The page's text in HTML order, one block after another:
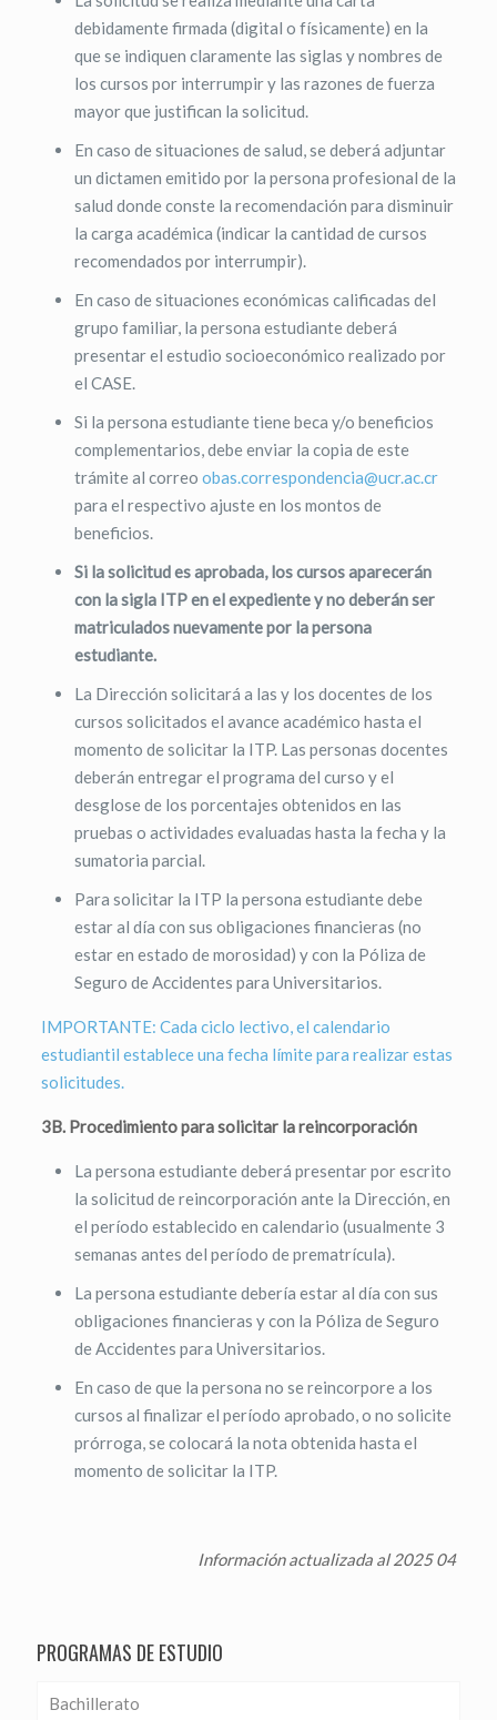
debidamente firmada (digital o físicamente) en la
que se indiquen claramente las siglas y nombres de
los cursos por interrumpir y las razones de fuerza
mayor que justifican la solicitud.
En caso de situaciones de salud, se deberá adjuntar
un dictamen emitido por la persona profesional de la
salud donde conste la recomendación para disminuir
la carga académica (indicar la cantidad de cursos
recomendados por interrumpir).
En caso de situaciones económicas calificadas del
grupo familiar, la persona estudiante deberá
presentar el estudio socioeconómico realizado por
el CASE.
Si la persona estudiante tiene beca y/o beneficios
complementarios, debe enviar la copia de este
trámite al correo obas.correspondencia@ucr.ac.cr
para el respectivo ajuste en los montos de
beneficios.
Si la solicitud es aprobada, los cursos aparecerán
con la sigla ITP en el expediente y no deberán ser
matriculados nuevamente por la persona
estudiante.
La Dirección solicitará a las y los docentes de los
cursos solicitados el avance académico hasta el
momento de solicitar la ITP. Las personas docentes
deberán entregar el programa del curso y el
desglose de los porcentajes obtenidos en las
pruebas o actividades evaluadas hasta la fecha y la
sumatoria parcial.
Para solicitar la ITP la persona estudiante debe
estar al día con sus obligaciones financieras (no
estar en estado de morosidad) y con la Póliza de
Seguro de Accidentes para Universitarios.
IMPORTANTE: Cada ciclo lectivo, el calendario
estudiantil establece una fecha límite para realizar estas
solicitudes.
3B. Procedimiento para solicitar la reincorporación
La persona estudiante deberá presentar por escrito
la solicitud de reincorporación ante la Dirección, en
el período establecido en calendario (usualmente 3
semanas antes del período de prematrícula).
La persona estudiante debería estar al día con sus
obligaciones financieras y con la Póliza de Seguro
de Accidentes para Universitarios.
En caso de que la persona no se reincorpore a los
cursos al finalizar el período aprobado, o no solicite
prórroga, se colocará la nota obtenida hasta el
momento de solicitar la ITP.
Información actualizada al 2025 04
PROGRAMAS DE ESTUDIO
Bachillerato